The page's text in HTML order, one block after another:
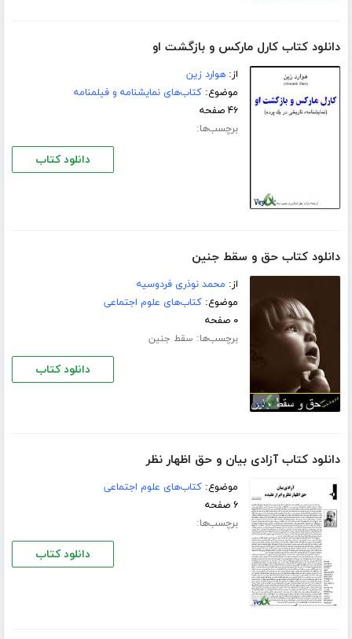
دانلود کتاب کارل مارکس و بازگشت او
از:هوارد زین
موضوع:کتاب‌های نمایشنامه و فیلمنامه
۴۶ صفحه
برچسب‌ها:
دانلود کتاب
دانلود کتاب حق و سقط جنین
از: محمد نوذری فردوسیه
موضوع:کتاب‌های علوم اجتماعی
۰ صفحه
برچسب‌ها: سقط جنین
دانلود کتاب
دانلود کتاب آزادی بیان و حق اظهار نظر
موضوع:کتاب‌های علوم اجتماعی
۶ صفحه
برچسب‌ها:
دانلود کتاب